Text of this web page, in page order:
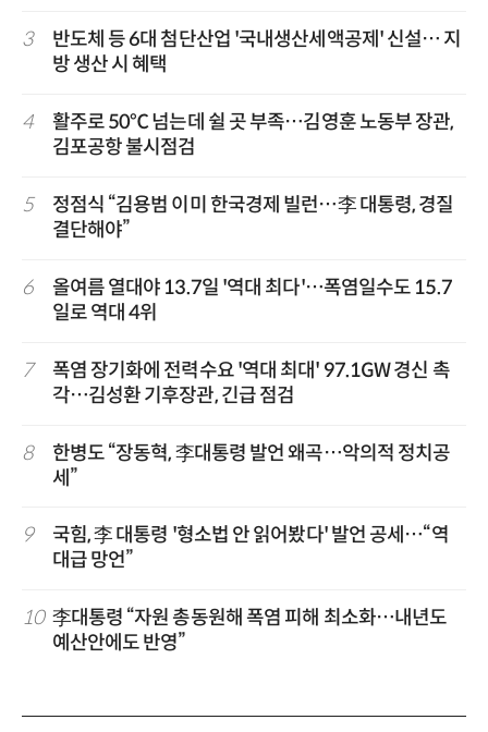
3
반도체 등 6대 첨단산업 '국내생산세액공제' 신설… 지
방 생산 시 혜택
4
활주로 50℃ 넘는데 쉴 곳 부족…김영훈 노동부 장관,
김포공항 불시점검
5
정점식 “김용범 이미 한국경제 빌런…李 대통령, 경질
결단해야”
6
올여름 열대야 13.7일 '역대 최다'…폭염일수도 15.7
일로 역대 4위
7
폭염 장기화에 전력수요 '역대 최대' 97.1GW 경신 촉
각…김성환 기후장관, 긴급 점검
8
한병도 “장동혁, 李대통령 발언 왜곡…악의적 정치공
세”
9
국힘, 李 대통령 '형소법 안 읽어봤다' 발언 공세…“역
대급 망언”
10 李대통령 “자원 총동원해 폭염 피해 최소화…내년도
예산안에도 반영”